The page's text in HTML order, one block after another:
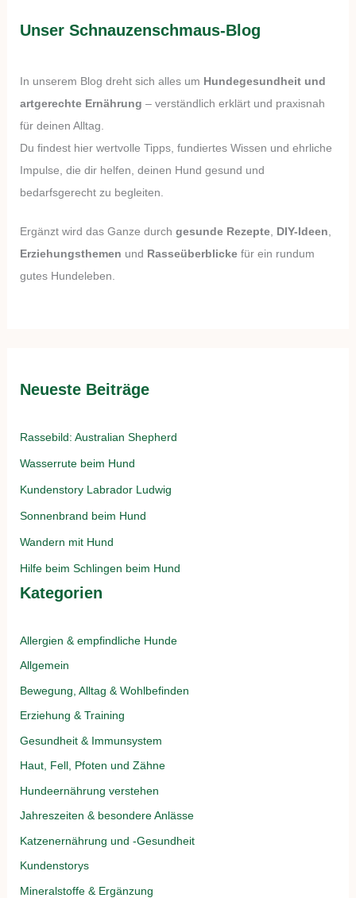
Unser Schnauzenschmaus-Blog
In unserem Blog dreht sich alles um Hundegesundheit und
artgerechte Ernährung – verständlich erklärt und praxisnah
für deinen Alltag.
Du findest hier wertvolle Tipps, fundiertes Wissen und ehrliche
Impulse, die dir helfen, deinen Hund gesund und
bedarfsgerecht zu begleiten.
Ergänzt wird das Ganze durch gesunde Rezepte, DIY-Ideen
Erziehungsthemen und Rasseüberblickefür ein rundum
gutes Hundeleben.
Neueste Beiträge
Rassebild: Australian Shepherd
Wasserrute beim Hund
Kundenstory Labrador Ludwig
Sonnenbrand beim Hund
Wandern mit Hund
Hilfe beim Schlingen beim Hund
Kategorien
Allergien & empfindliche Hunde
Allgemein
Bewegung, Alltag & Wohlbefinden
Erziehung & Training
Gesundheit & Immunsystem
Haut, Fell, Pfoten und Zähne
Hundeernährung verstehen
Jahreszeiten & besondere Anlässe
Katzenernährung und -Gesundheit
Kundenstorys
Mineralstoffe & Ergänzung